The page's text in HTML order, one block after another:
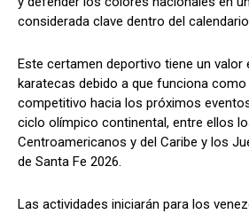
considerada clave dentro del
Este certamen deportivo tiene un valor
karatecas debido a que funciona
competitivo hacia los próximos
ciclo olímpico continental, entre ellos
Centroamericanos y del Caribe y los
de Santa Fe 2026.
Las actividades iniciarán para los